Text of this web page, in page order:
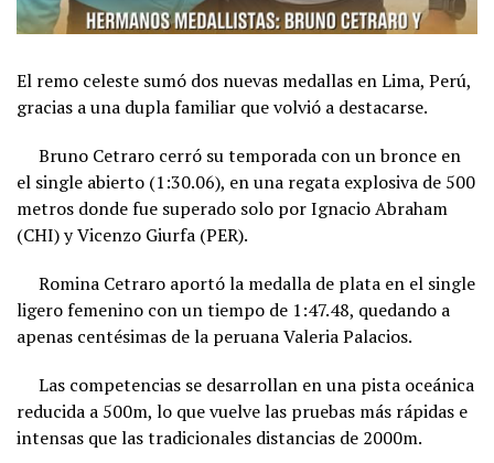
El remo celeste sumó dos nuevas medallas en Lima, Perú,
gracias a una dupla familiar quevolvió a destacarse.
Bruno Cetraro cerró su temporada con un bronce en
el single abierto (1:30.06), en una regata explosiva de 500
metros donde fue superado solo por Ignacio Abraham
(CHI) y Vicenzo Giurfa (PER).
Romina Cetraro aportó la medalla de plata en el single
ligero femenino con un tiempo de 1:47.48, quedando a
apenas centésimas de la peruana Valeria Palacios.
Las competencias se desarrollan en una pista oceánica
reducida a 500m, lo que vuelve las pruebas más rápidas e
intensas que las tradicionales distancias de 2000m.